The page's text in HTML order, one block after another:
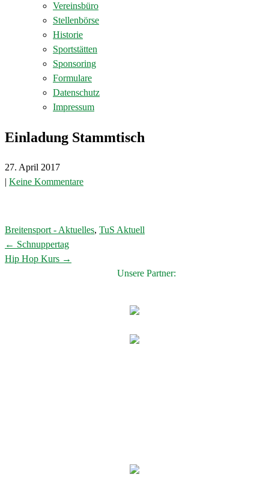
Vereinsbüro
Stellenbörse
Historie
Sportstätten
Sponsoring
Formulare
Datenschutz
Impressum
Einladung Stammtisch
27. April 2017
| Keine Kommentare
Breitensport - Aktuelles, TuS Aktuell
Post
navigation
← Schnuppertag
Hip Hop Kurs →
Unsere Partner: